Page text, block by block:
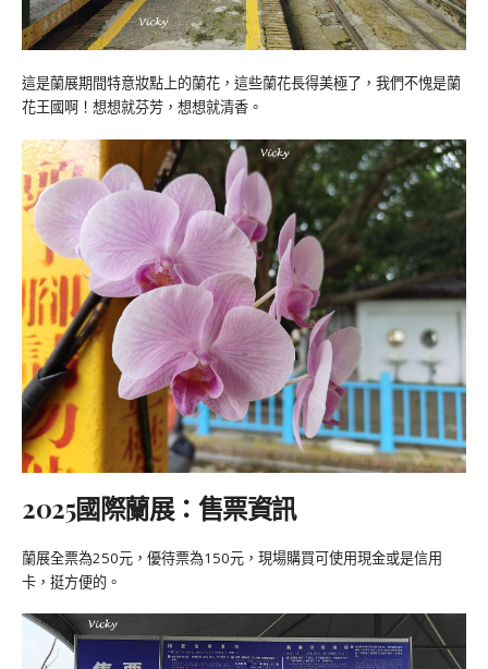
這是蘭展期間特意妝點上的蘭花，這些蘭花長得美極了，我們不愧是蘭
花王國啊！想想就芬芳，想想就清香。
2025國際蘭展：售票資訊
蘭展全票為250元，優待票為150元，現場購買可使用現金或是信用
卡，挺方便的。